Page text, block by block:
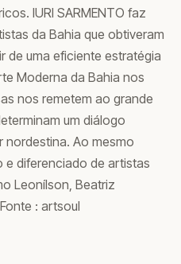
IURI SARMENTO faz
da Bahia que obtiveram
de uma eficiente estratégia
Moderna da Bahia nos
nos remetem ao grande
um diálogo
Ao mesmo
e diferenciado de artistas
Leonílson, Beatriz
: artsoul